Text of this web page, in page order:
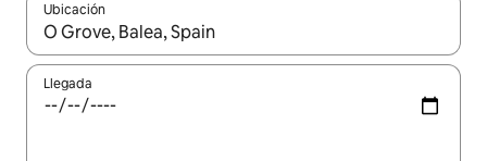
Ubicación
Cuando los resultados estén disponibles, navega con las
Llegada